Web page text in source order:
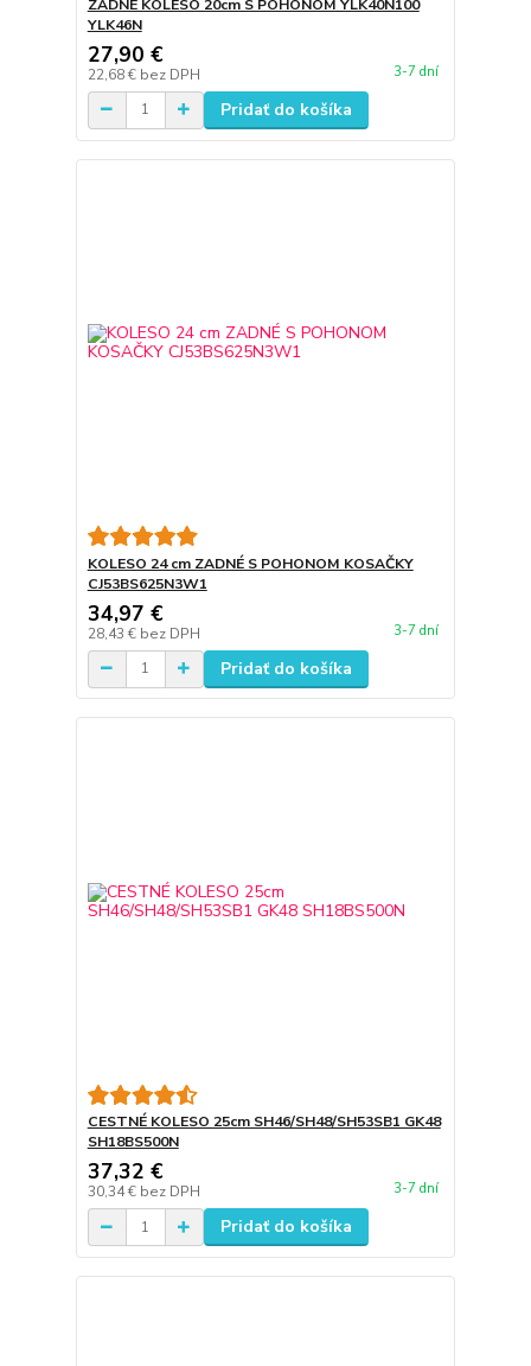
ZADNÉ KOLESO 20cm S POHONOM YLK40N100
YLK46N
27,90 €
22,68 € bez DPH 3-7 dní
Pridať do košíka
KOLESO 24 cm ZADNÉ S POHONOM KOSAČKY
CJ53BS625N3W1
34,97 €
28,43 € bez DPH 3-7 dní
Pridať do košíka
CESTNÉ KOLESO 25cm SH46/SH48/SH53SB1 GK48
SH18BS500N
37,32 €
30,34 € bez DPH 3-7 dní
Pridať do košíka